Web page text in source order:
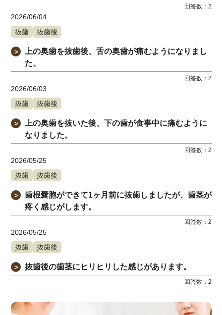
回答数： 2
2026/06/04
抜歯
抜歯後
＞
上の奥歯を抜歯後、舌の奥歯が痛むようになりまし
た。
回答数： 2
2026/06/03
抜歯
抜歯後
＞
上の奥歯を抜いた後、下の歯が食事中に痛むように
なりました。
回答数： 2
2026/05/25
抜歯
抜歯後
＞
歯根嚢胞ができて1ヶ月前に抜歯しましたが、歯茎が
疼く感じがします。
回答数： 2
2026/05/25
抜歯
抜歯後
＞ 抜歯後の歯茎にヒリヒリした感じがあります。
回答数： 2